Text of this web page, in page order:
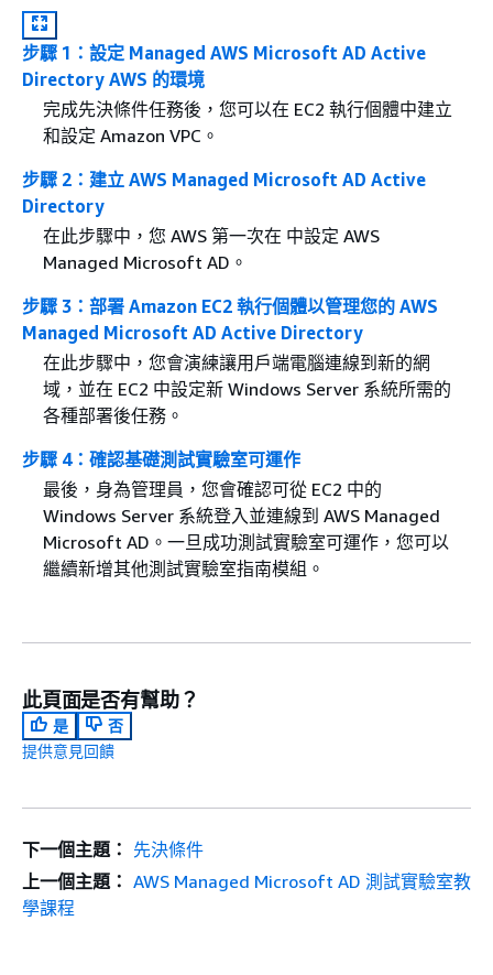
步驟 1：設定 Managed AWS Microsoft AD Active
Directory AWS 的環境
完成先決條件任務後，您可以在 EC2 執行個體中建立
和設定 Amazon VPC。
步驟 2：建立 AWS Managed Microsoft AD Active
Directory
在此步驟中，您 AWS 第一次在 中設定 AWS
Managed Microsoft AD。
步驟 3：部署 Amazon EC2 執行個體以管理您的 AWS
Managed Microsoft AD Active Directory
在此步驟中，您會演練讓用戶端電腦連線到新的網
域，並在 EC2 中設定新 Windows Server 系統所需的
各種部署後任務。
步驟 4：確認基礎測試實驗室可運作
最後，身為管理員，您會確認可從 EC2 中的
Windows Server 系統登入並連線到 AWS Managed
Microsoft AD。一旦成功測試實驗室可運作，您可以
繼續新增其他測試實驗室指南模組。
此頁面是否有幫助？
是
否
提供意見回饋
下一個主題： 先決條件
上一個主題： AWS Managed Microsoft AD 測試實驗室教
學課程